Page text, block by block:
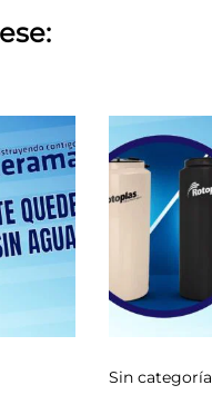
Sin categoría